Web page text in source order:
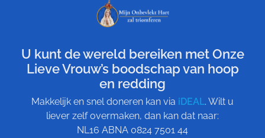
U kunt de wereld bereiken met Onze
Lieve Vrouw’s boodschap van hoop
en redding
Makkelijk en snel doneren kan via iDEAL. Wilt u
liever zelf overmaken, dan kan dat naar:
NL16 ABNA 0824 7501 44